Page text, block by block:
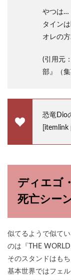
やつは…
タイン
オレの
(引用元
部』（
恐竜Dio
[itemlink
ディエゴ
死亡シー
似てるようで似て
のは『THE WORLD
そのスタンドはも
基本世界ではフェ